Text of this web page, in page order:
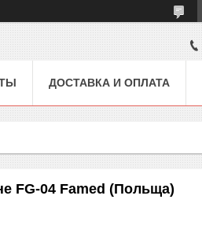
ДОСТАВКА И ОПЛАТА
FG-04 Famed (Польща)